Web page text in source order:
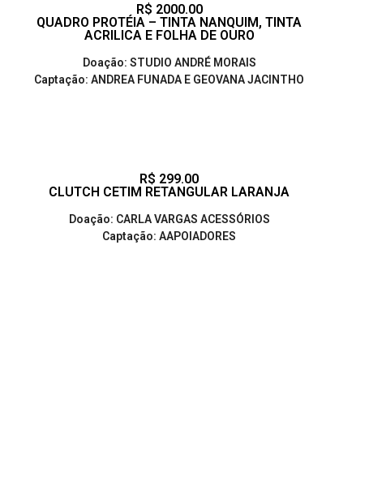
R$ 2000.00
QUADRO PROTÉIA – TINTA NANQUIM, TINTA
ACRILICA E FOLHA DE OURO
Doação: STUDIO ANDRÉ MORAIS
Captação: ANDREA FUNADA E GEOVANA JACINTHO
R$ 299.00
CLUTCH CETIM RETANGULAR LARANJA
Doação: CARLA VARGAS ACESSÓRIOS
Captação: AAPOIADORES